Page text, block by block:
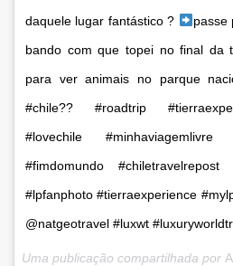
daquele lugar fantástico ?
passe
bando com que topei no final da
para ver animais no parque
#chile?? #roadtrip
#lovechile
#fimdomundo #chiletravelrepost
#lpfanphoto #tierraexperience
@natgeotravel #luxwt
Uma publicação compartilhada por